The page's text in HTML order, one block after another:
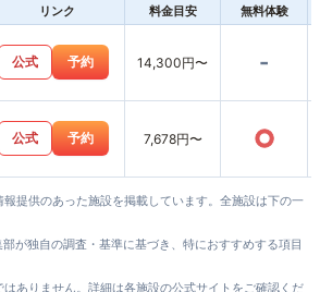
リンク 料金目安 無料体験
公式 予約 14,300円〜 -
公式 予約 7,678円〜 ○
提供のあった施設を掲載しています。全施設は下の一
が独自の調査・基準に基づき、特におすすめする項目
ありません。詳細は各施設の公式サイトをご確認くだ